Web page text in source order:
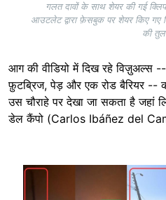
गलत दावों के साथ शेयर की गई
आउटलेट द्वारा फ़ेसबुक पर शेयर किए गए
की
आग की वीडियो में दिख रहे विज़ुअल्स
फ़ुटब्रिज, पेड़ और एक रोड बैरियर --
उस चौराहे पर देखा जा सकता है जहां
डेल कैंपो (Carlos Ibáñez del
Image